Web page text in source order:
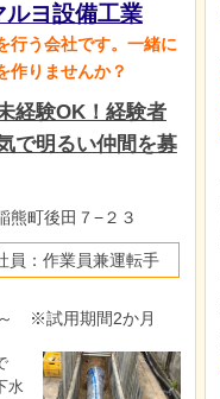
ルヨ設備工業
行う会社です。一緒に
作りませんか？
経験OK！経験者
で明るい仲間を募
熊町後田７−２３
員：作業員兼運転手
※試用期間2か月
水